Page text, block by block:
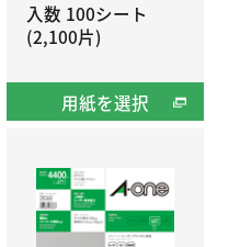
入数 100シート
(2,100片)
用紙を選択